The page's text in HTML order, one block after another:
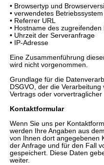
• Browsertyp und
• verwendetes Betriebssystem
• Referrer URL
• Hostname des zugreifenden
• Uhrzeit der Serveranfrage
• IP-Adresse
Eine Zusammenführung
wird nicht vorgenommen.
Grundlage für die
DSGVO, der die
Vertrags oder
Kontaktformular
Wenn Sie uns per
werden Ihre Angaben aus
von Ihnen dort angegebenen
der Anfrage und für den Fall
gespeichert. Diese Daten
weiter.